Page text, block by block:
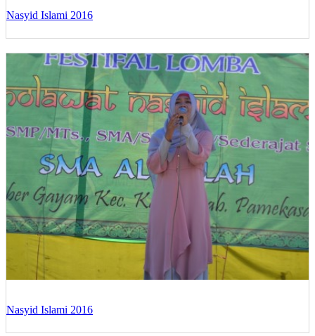
Nasyid Islami 2016
Nasyid Islami 2016